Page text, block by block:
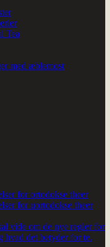
Tea
med æblemost
for ortodokse theer
for uortodokse theer
vide om de nye regler for
det betyder for te.